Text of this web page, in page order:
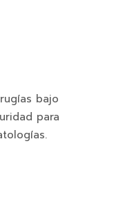
bajo
para